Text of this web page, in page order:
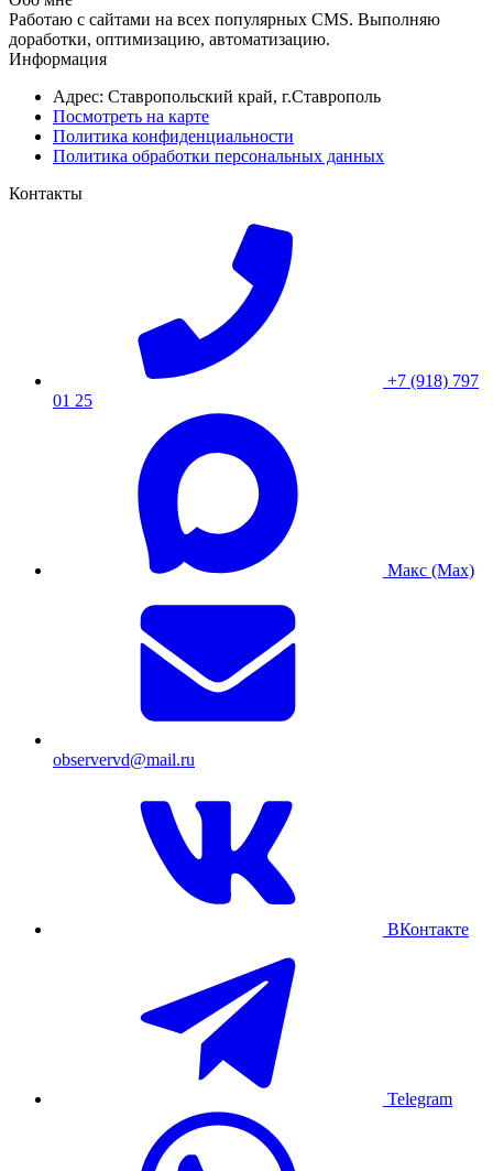
Работаю с сайтами на всех популярных CMS. Выполняю
доработки, оптимизацию, автоматизацию.
Информация
Адрес: Ставропольский край, г.Ставрополь
Посмотреть на карте
Политика конфиденциальности
Политика обработки персональных данных
Контакты
+7 (918) 797
01 25
Макс (Max)
observervd@mail.ru
ВКонтакте
Telegram